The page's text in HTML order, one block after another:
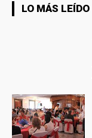
LO MÁS LEÍDO